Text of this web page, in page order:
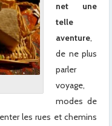
net une
telle
aventure,
de ne plus
parler
voyage,
modes de
les rues et chemins